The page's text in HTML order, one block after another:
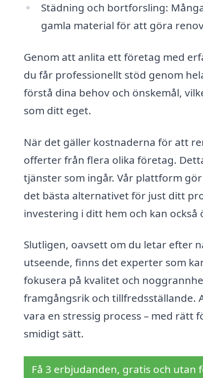
Städning och bortforsling:
gamla material för att göra
Genom att anlita ett företag med
du får professionellt stöd genom
förstå dina behov och önskemål,
som ditt eget.
När det gäller kostnaderna för att
offerter från flera olika företag.
tjänster som ingår. Vår plattform
det bästa alternativet för just ditt
investering i ditt hem och kan
Slutligen, oavsett om du letar efter
utseende, finns det experter som
fokusera på kvalitet och
framgångsrik och tillfredsställande.
vara en stressig process – med rätt
smidigt sätt.
Få 3 erbjudanden, gratis och utan